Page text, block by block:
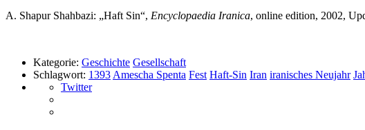
A. Shapur Shahbazi: „Haft Sin“, Encyclopaedia Iranica, online edition, 2002,
Kategorie: Geschichte Gesellschaft
Schlagwort: 1393 Amescha Spenta Fest Haft-Sin Iran iranisches Neujahr
Twitter